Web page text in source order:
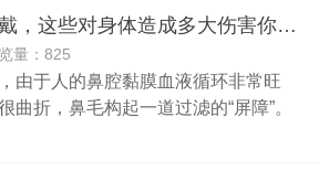
口罩千万不宜长期戴，这些对身体造成多大伤害你了解多少？
量：825
由于人的鼻腔黏膜血液循环非常旺
曲折，鼻毛构起一道过滤的“屏障”。